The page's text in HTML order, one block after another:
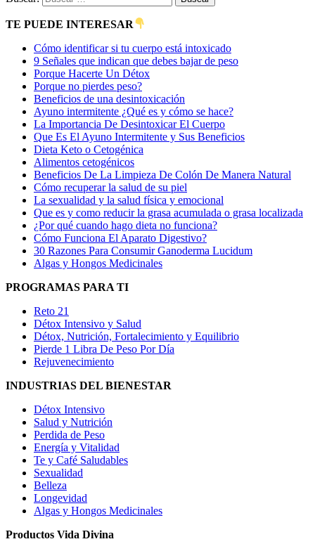
TE PUEDE INTERESAR
Cómo identificar si tu cuerpo está intoxicado
9 Señales que indican que debes bajar de peso
Porque Hacerte Un Détox
Porque no pierdes peso?
Beneficios de una desintoxicación
Ayuno intermitente ¿Qué es y cómo se hace?
La Importancia De Desintoxicar El Cuerpo
Que Es El Ayuno Intermitente y Sus Beneficios
Dieta Keto o Cetogénica
Alimentos cetogénicos
Beneficios De La Limpieza De Colón De Manera Natural
Cómo recuperar la salud de su piel
La sexualidad y la salud física y emocional
Que es y como reducir la grasa acumulada o grasa localizada
¿Por qué cuando hago dieta no funciona?
Cómo Funciona El Aparato Digestivo?
30 Razones Para Consumir Ganoderma Lucidum
Algas y Hongos Medicinales
PROGRAMAS PARA TI
Reto 21
Détox Intensivo y Salud
Détox, Nutrición, Fortalecimiento y Equilibrio
Pierde 1 Libra De Peso Por Día
Rejuvenecimiento
INDUSTRIAS DEL BIENESTAR
Détox Intensivo
Salud y Nutrición
Perdida de Peso
Energía y Vitalidad
Te y Café Saludables
Sexualidad
Belleza
Longevidad
Algas y Hongos Medicinales
Productos Vida Divina